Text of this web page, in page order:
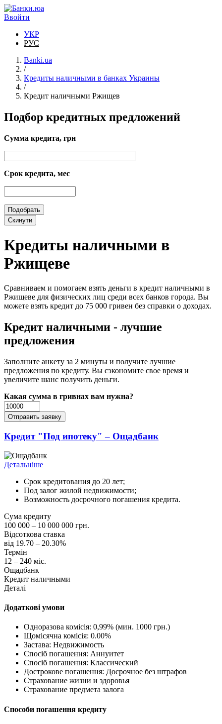
Перейти к основному содержанию
Ввойти
УКР
РУС
Banki.ua
/
Кредиты наличными в банках Украины
/
Кредит наличными Ржищев
Подбор кредитных предложений
Сумма кредита, грн
Срок кредита, мес
Кредиты наличными в
Ржищеве
Сравниваем и помогаем взять деньги в кредит наличными в
Ржищеве для физических лиц среди всех банков города. Вы
можете взять кредит до 75 000 гривен без справки о доходах.
Кредит наличными - лучшие
предложения
Заполните анкету за 2 минуты и получите лучшие
предложения по кредиту. Вы сэкономите свое время и
увеличите шанс получить деньги.
Какая сумма в гривнах вам нужна?
Кредит "Под ипотеку" – Ощадбанк
Детальніше
Срок кредитования до 20 лет;
Под залог жилой недвижимости;
Возможность досрочного погашения кредита.
Сума кредиту
100 000 – 10 000 000 грн.
Відсоткова ставка
від 19.70 – 20.30%
Термін
12 – 240 міс.
Ощадбанк
Кредит наличными
Деталі
Додаткові умови
Одноразова комісія: 0,99% (мин. 1000 грн.)
Щомісячна комісія: 0.00%
Застава: Недвижимость
Спосіб погашення: Aннуитет
Спосіб погашення: Классический
Дострокове погашення: Досрочное без штрафов
Страхование жизни и здоровья
Страхование предмета залога
Способи погашення кредиту